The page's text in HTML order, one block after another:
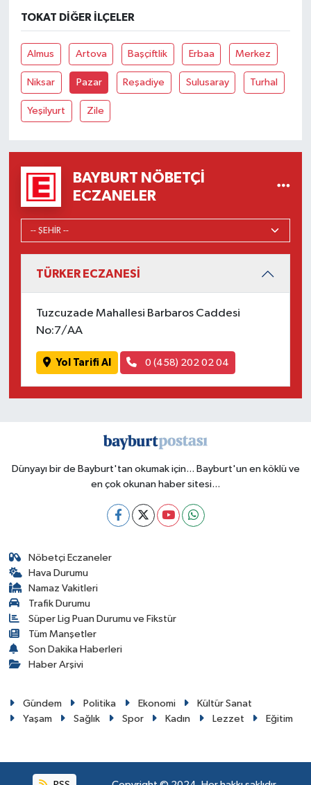
TOKAT DIĞER İLÇELER
Almus Artova Başçiftlik Erbaa Merkez
Niksar Pazar Reşadiye Sulusaray Turhal
Yeşilyurt Zile
BAYBURT NÖBETÇI
ECZANELER
TÜRKER ECZANESİ
Tuzcuzade Mahallesi Barbaros Caddesi
No:7/AA
Yol Tarifi Al 0 (458) 202 02 04
Dünyayı bir de Bayburt'tan okumak için... Bayburt'un en köklü ve
en çok okunan haber sitesi...
Nöbetçi Eczaneler
Hava Durumu
Namaz Vakitleri
Trafik Durumu
Süper Lig Puan Durumu ve Fikstür
Tüm Manşetler
Son Dakika Haberleri
Haber Arşivi
Gündem Politika Ekonomi
Kültür Sanat
Yaşam
Sağlık Spor Kadın Lezzet Eğitim